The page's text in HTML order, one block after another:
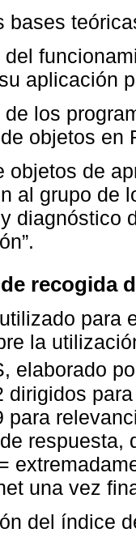
bases
aplicación
los
objetos en
objetos de
al grupo de
diagnóstico
recogida
para
la
elaborado
dirigidos
para
respuesta,
una vez
del índice